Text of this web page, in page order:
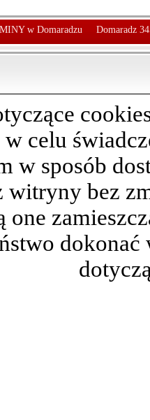
w Domaradzu Domaradz
celu
w sposób
witryny bez
one